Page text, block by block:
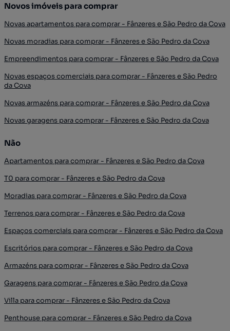
Novos imóveis para comprar
Novas apartamentos para comprar - Fânzeres e São Pedro da Cova
Novas moradias para comprar - Fânzeres e São Pedro da Cova
Empreendimentos para comprar - Fânzeres e São Pedro da Cova
Novas espaços comerciais para comprar - Fânzeres e São Pedro
da Cova
Novas armazéns para comprar - Fânzeres e São Pedro da Cova
Novas garagens para comprar - Fânzeres e São Pedro da Cova
Não
Apartamentos para comprar - Fânzeres e São Pedro da Cova
T0 para comprar - Fânzeres e São Pedro da Cova
Moradias para comprar - Fânzeres e São Pedro da Cova
Terrenos para comprar - Fânzeres e São Pedro da Cova
Espaços comerciais para comprar - Fânzeres e São Pedro da Cova
Escritórios para comprar - Fânzeres e São Pedro da Cova
Armazéns para comprar - Fânzeres e São Pedro da Cova
Garagens para comprar - Fânzeres e São Pedro da Cova
Villa para comprar - Fânzeres e São Pedro da Cova
Penthouse para comprar - Fânzeres e São Pedro da Cova